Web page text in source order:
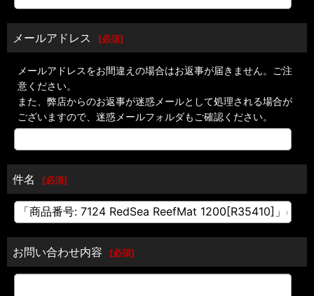
メールアドレス [必須]
メールアドレスをお間違えの場合はお返事が届きません。ご注
意ください。
また、弊店からのお返事が迷惑メールとして処理される場合が
ございますので、迷惑メールフォルダもご確認ください。
件名 [必須]
お問い合わせ内容 [必須]